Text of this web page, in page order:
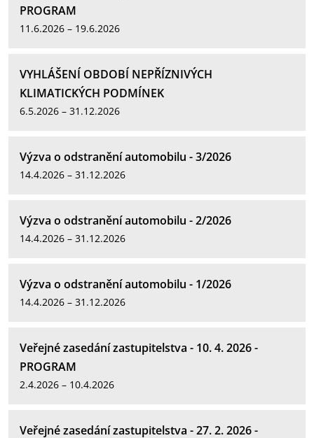
PROGRAM
11.6.2026 – 19.6.2026
VYHLÁŠENÍ OBDOBÍ NEPŘÍZNIVÝCH
KLIMATICKÝCH PODMÍNEK
6.5.2026 – 31.12.2026
Výzva o odstranění automobilu - 3/2026
14.4.2026 – 31.12.2026
Výzva o odstranění automobilu - 2/2026
14.4.2026 – 31.12.2026
Výzva o odstranění automobilu - 1/2026
14.4.2026 – 31.12.2026
Veřejné zasedání zastupitelstva - 10. 4. 2026 -
PROGRAM
2.4.2026 – 10.4.2026
Veřejné zasedání zastupitelstva - 27. 2. 2026 -